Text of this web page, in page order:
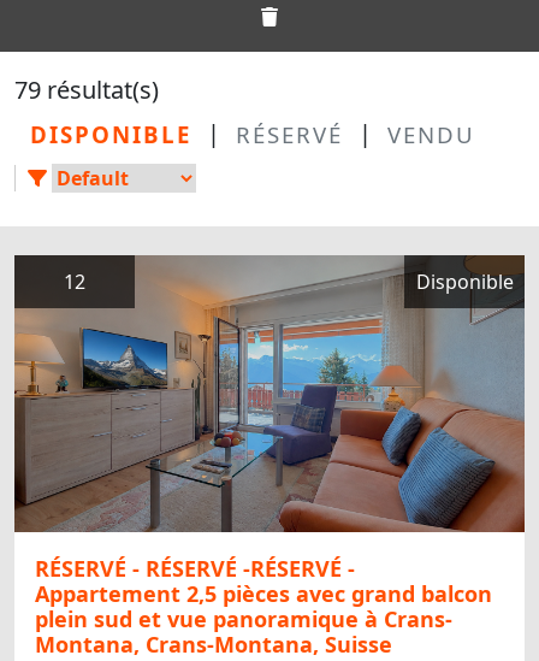
79 résultat(s)
DISPONIBLE | RÉSERVÉ | VENDU
12 Disponible
RÉSERVÉ - RÉSERVÉ -RÉSERVÉ -
Appartement 2,5 pièces avec grand balcon
plein sud et vue panoramique à Crans-
Montana, Crans-Montana, Suisse